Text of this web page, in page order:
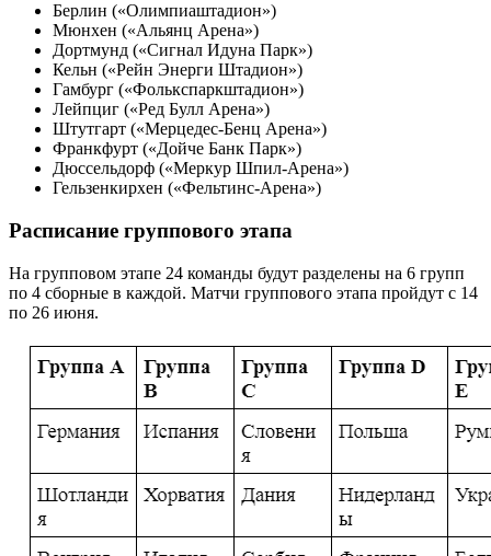
Берлин («Олимпиаштадион»)
Мюнхен («Альянц Арена»)
Дортмунд («Сигнал Идуна Парк»)
Кельн («Рейн Энерги Штадион»)
Гамбург («Фолькспаркштадион»)
Лейпциг («Ред Булл Арена»)
Штутгарт («Мерцедес-Бенц Арена»)
Франкфурт («Дойче Банк Парк»)
Дюссельдорф («Меркур Шпил-Арена»)
Гельзенкирхен («Фельтинс-Арена»)
Расписание группового этапа
На групповом этапе 24 команды будут разделены на 6 групп
по 4 сборные в каждой. Матчи группового этапа пройдут с 14
по 26 июня.